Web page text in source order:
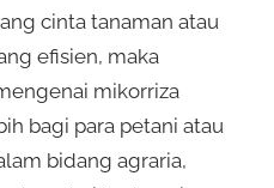
cinta tanaman atau
efisien, maka
mikorriza
bagi para petani atau
bidang agraria,